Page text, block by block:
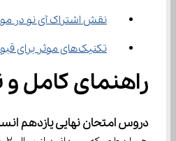
نقش اشتراک آی نو در
تکنیک‌های موثر برای قبولی در امتحانات پایه یازدهم رشته انسانی چیست؟
راهنمای کامل و
دروس امتحان نهایی یازدهم